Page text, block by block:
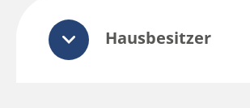
Hausbesitzer